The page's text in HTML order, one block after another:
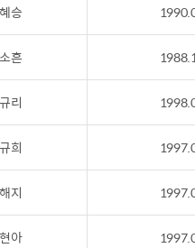
승
흔
리
희
지
아